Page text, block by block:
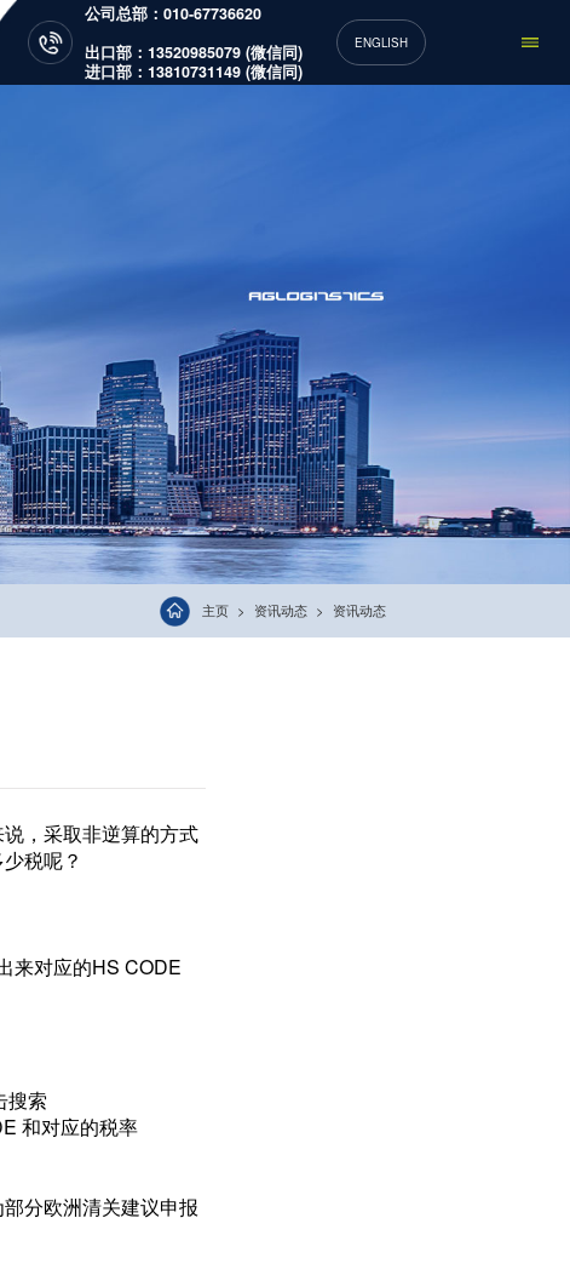
公司总部：010-67736620
出口部：13520985079 (微信同)
进口部：13810731149 (微信同)
ENGLISH
主页 资讯动态 资讯动态
，采取非逆算的方式
税呢？
来对应的HS CODE
搜索
和对应的税率
分欧洲清关建议申报